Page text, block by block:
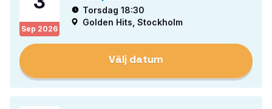
Sep 2026
Torsdag 18:30
Golden Hits, Stockholm
Välj datum